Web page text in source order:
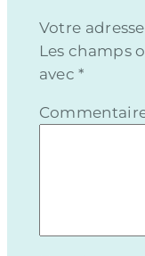
Votre
Les champs
avec*